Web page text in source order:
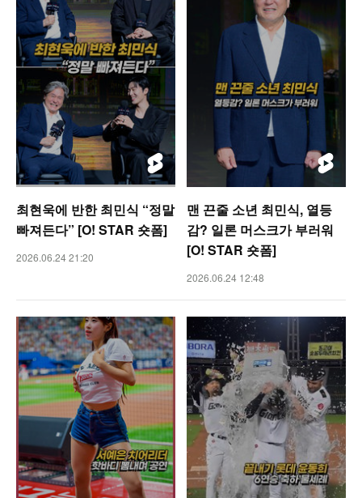
최현욱에 반한 최민식 “정말
빠져든다” [O! STAR 숏폼]
2026.06.24 21:20
맨 끈줄 소년 최민식, 열등
감? 일론 머스크가 부러워
[O! STAR 숏폼]
2026.06.24 12:48